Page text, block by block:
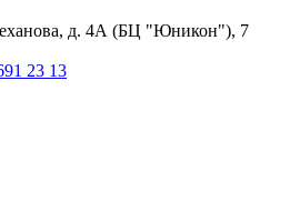
д. 4А (БЦ "Юникон"), 7
23 13